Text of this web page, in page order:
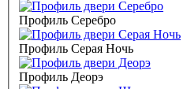
Профиль Серебро
Профиль Серая Ночь
Профиль Деорэ